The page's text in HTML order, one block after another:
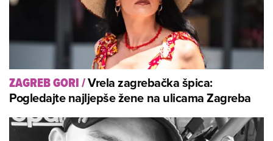
ZAGREB GORI/Vrela zagrebačka špica:
Pogledajte najljepše žene na ulicama Zagreba